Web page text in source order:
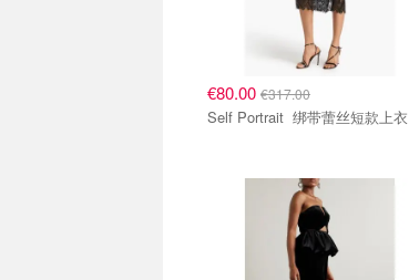
€80.00 €317.00
Self Portrait 绑带蕾丝短款上衣